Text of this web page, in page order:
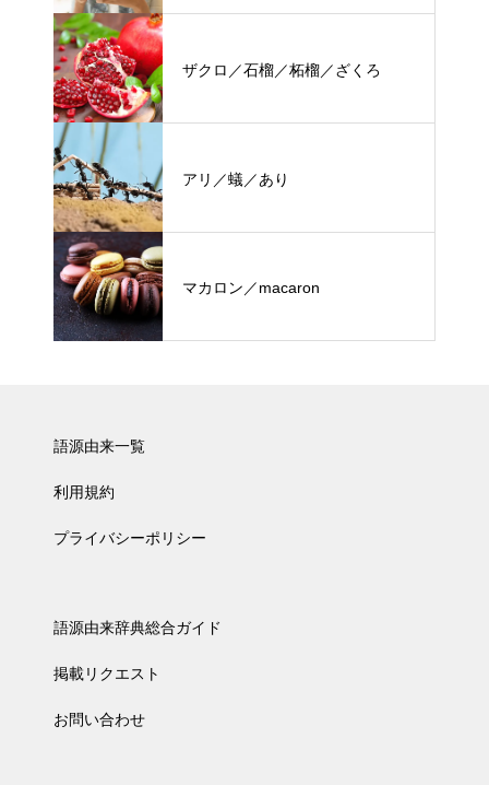
ザクロ／石榴／柘榴／ざくろ
アリ／蟻／あり
マカロン／macaron
語源由来一覧
利用規約
プライバシーポリシー
語源由来辞典総合ガイド
掲載リクエスト
お問い合わせ